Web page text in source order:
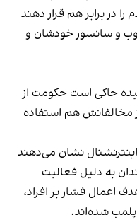
در برابر هم قرار دهند
و سانسور خودشان و
حاکی است حکومت از
مخالفانش هم استفاده
نشان می‌دهند
به دلیل فعالیت
اعمال فشار بر افراد،
شده‌اند.